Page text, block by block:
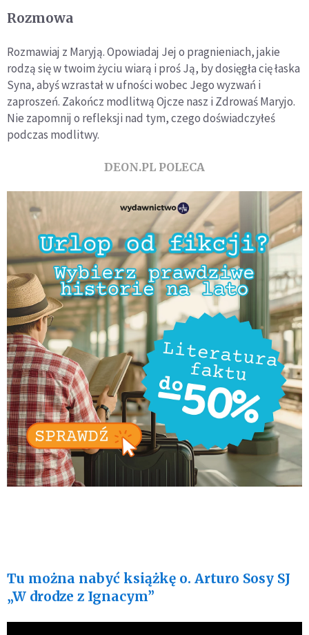
Rozmowa
Rozmawiaj z Maryją. Opowiadaj Jej o pragnieniach, jakie
rodzą się w twoim życiu wiarą i proś Ją, by dosięgła cię łaska
Syna, abyś wzrastał w ufności wobec Jego wyzwań i
zaproszeń. Zakończ modlitwą Ojcze nasz i Zdrowaś Maryjo.
Nie zapomnij o refleksji nad tym, czego doświadczyłeś
podczas modlitwy.
DEON.PL POLECA
Tu można nabyć książkę o. Arturo Sosy SJ
„W drodze z Ignacym”